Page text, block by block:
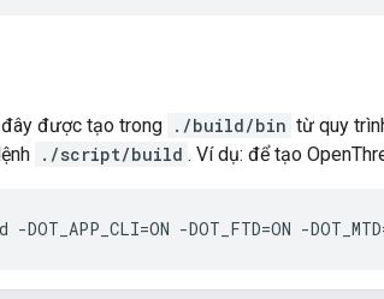
đây được tạo trong ./build/bin từ quy
./script/build . Ví dụ: để tạo
-DOT_FTD=ON -